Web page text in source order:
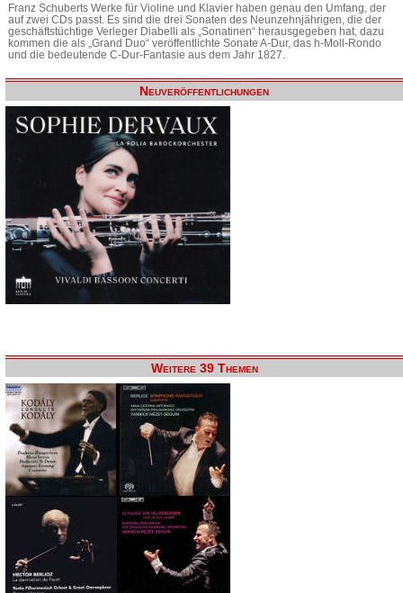
Franz Schuberts Werke für Violine und Klavier haben genau den Umfang, der
auf zwei CDs passt. Es sind die drei Sonaten des Neunzehnjährigen, die der
geschäftstüchtige Verleger Diabelli als „Sonatinen“ herausgegeben hat, dazu
kommen die als „Grand Duo“ veröffentlichte Sonate A-Dur, das h-Moll-Rondo
und die bedeutende C-Dur-Fantasie aus dem Jahr 1827.
Neuveröffentlichungen
Weitere 39 Themen